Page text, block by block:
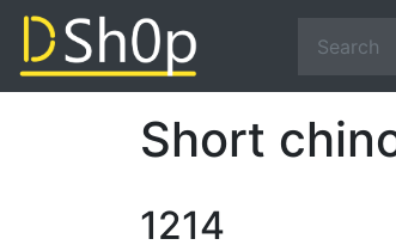
Short
1214